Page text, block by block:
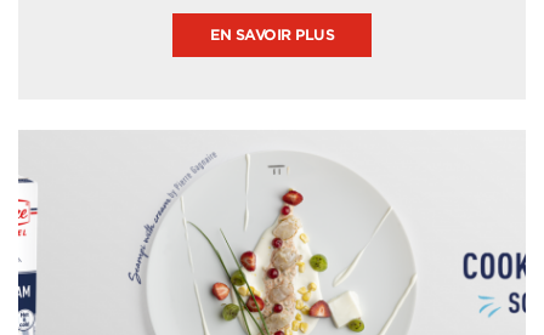
EN SAVOIR PLUS